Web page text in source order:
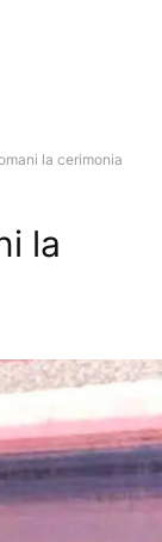
la cerimonia
la